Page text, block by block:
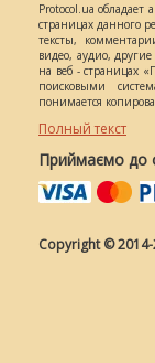
Protocol.ua
страницах данного
тексты,
видео, аудио,
на веб - страницах
поисковыми
понимается
Полный текст
Приймаємо до
Copyright ©